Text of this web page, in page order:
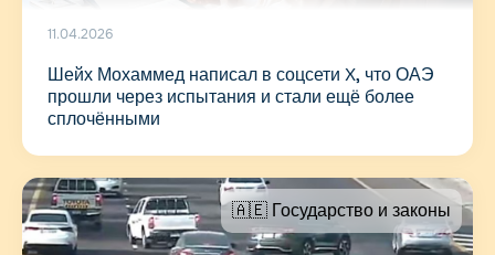
11.04.2026
Шейх Мохаммед написал в соцсети X, что ОАЭ
прошли через испытания и стали ещё более
сплочёнными
🇦🇪 Государство и законы